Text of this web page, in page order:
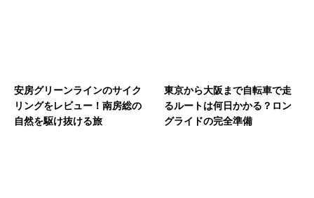
安房グリーンラインのサイク
リングをレビュー！南房総の
自然を駆け抜ける旅
東京から大阪まで自転車で走
るルートは何日かかる？ロン
グライドの完全準備